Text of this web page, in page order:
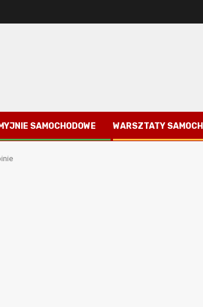
MYJNIE SAMOCHODOWE WARSZTATY